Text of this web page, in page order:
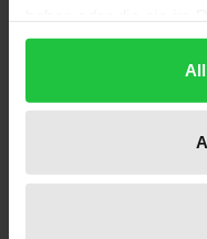
gesammelt haben.
Unterdrückung von
Islam?) und das
Sicht. Untersucht
(Berliner